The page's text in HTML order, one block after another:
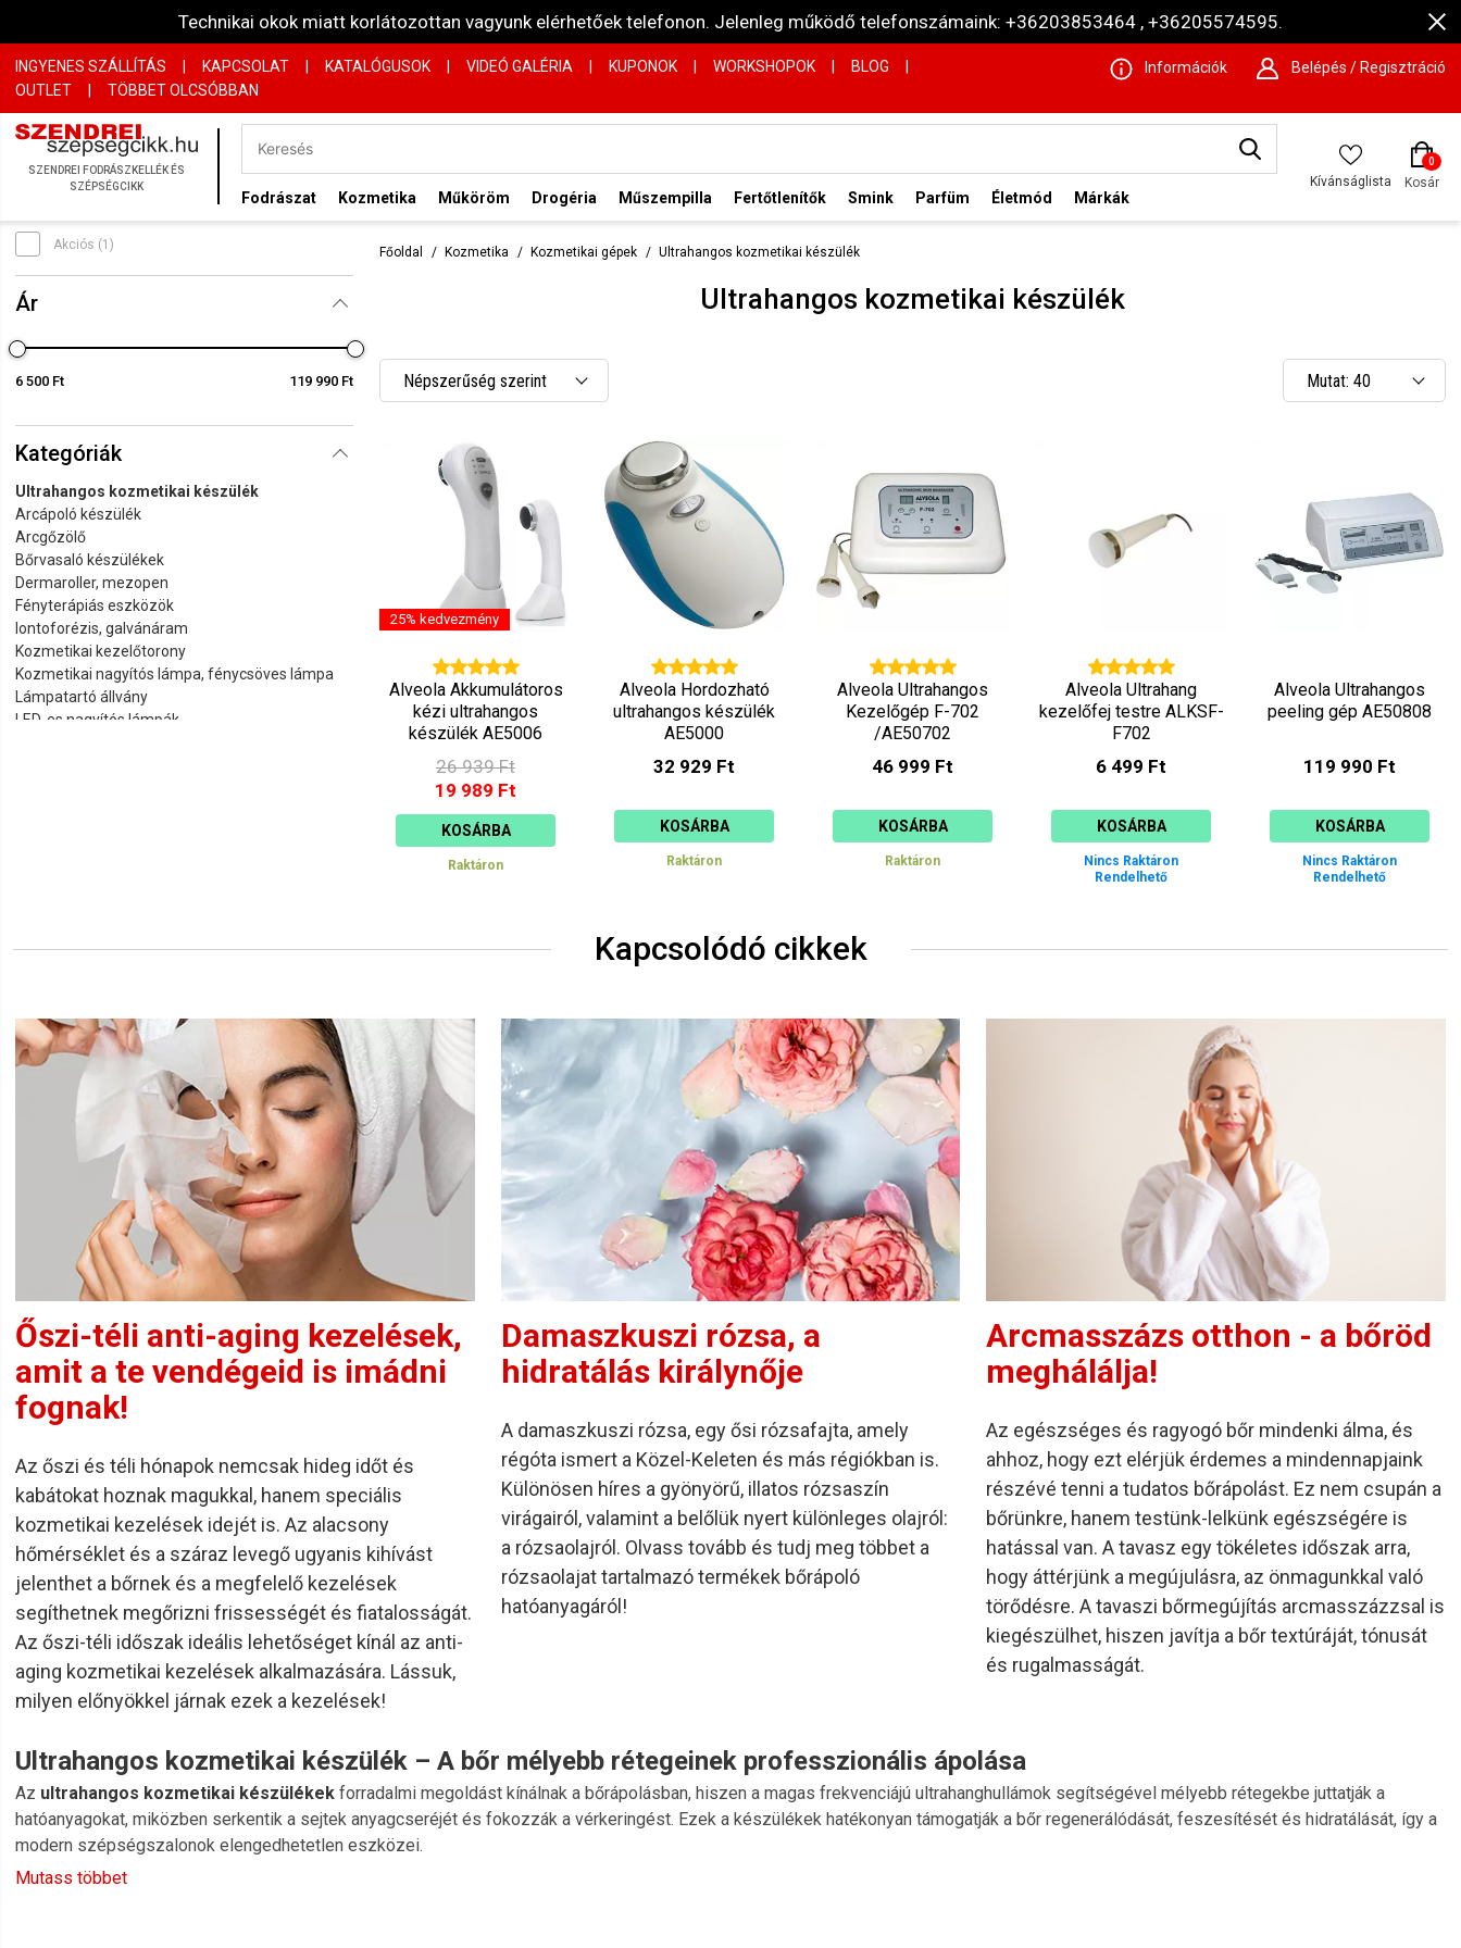
Technikai okok miatt korlátozottan vagyunk elérhetőek telefonon. Jelenleg működő telefonszámaink: +36203853464 , +36205574595.
INGYENES SZÁLLÍTÁS KAPCSOLAT KATALÓGUSOK VIDEÓ GALÉRIA KUPONOK WORKSHOPOK BLOG
OUTLET
| TÖBBET OLCSÓBBAN
Információk Belépés / Regisztráció
SZENDREI FODRÁSZKELLÉK ÉS
SZÉPSÉGCIKK
Fodrászat Kozmetika Műköröm Drogéria Műszempilla Fertőtlenítők Smink Parfüm Életmód Márkák
Kívánságlista
0
Kosár
Akciós (1)
Ár
6 500 Ft 119 990 Ft
Kategóriák
Ultrahangos kozmetikai készülék
Arcápoló készülék
Arcgőzölő
Bőrvasaló készülékek
Dermaroller, mezopen
Fényterápiás eszközök
Iontoforézis, galvánáram
Kozmetikai kezelőtorony
Kozmetikai nagyítós lámpa, fénycsöves lámpa
Lámpatartó állvány
LED-es nagyítós lámpák
Főoldal Kozmetika Kozmetikai gépek Ultrahangos kozmetikai készülék
Ultrahangos kozmetikai készülék
Népszerűség szerint
Név szerint növekvő
Ár szerint csökkenő
Mutat: 40
25% kedvezmény
Alveola Akkumulátoros
kézi ultrahangos
készülék AE5006
26 939 Ft
19 989 Ft
KOSÁRBA
Raktáron
Alveola Hordozható
ultrahangos készülék
AE5000
32 929 Ft
KOSÁRBA
Raktáron
Alveola Ultrahangos
Kezelőgép F-702
/AE50702
46 999 Ft
KOSÁRBA
Raktáron
Alveola Ultrahang
kezelőfej testre ALKSF-
F702
6 499 Ft
KOSÁRBA
Nincs Raktáron
Rendelhető
Alveola Ultrahangos
peeling gép AE50808
119 990 Ft
KOSÁRBA
Nincs Raktáron
Rendelhető
Kapcsolódó cikkek
Őszi-téli anti-aging kezelések,
amit a te vendégeid is imádni
fognak!
Az őszi és téli hónapok nemcsak hideg időt és
kabátokat hoznak magukkal, hanem speciális
kozmetikai kezelések idejét is. Az alacsony
hőmérséklet és a száraz levegő ugyanis kihívást
jelenthet a bőrnek és a megfelelő kezelések
segíthetnek megőrizni frissességét és fiatalosságát.
Az őszi-téli időszak ideális lehetőséget kínál az anti-
aging kozmetikai kezelések alkalmazására. Lássuk,
milyen előnyökkel járnak ezek a kezelések!
Damaszkuszi rózsa, a
hidratálás királynője
A damaszkuszi rózsa, egy ősi rózsafajta, amely
régóta ismert a Közel-Keleten és más régiókban is.
Különösen híres a gyönyörű, illatos rózsaszín
virágairól, valamint a belőlük nyert különleges olajról:
a rózsaolajról. Olvass tovább és tudj meg többet a
rózsaolajat tartalmazó termékek bőrápoló
hatóanyagáról!
Arcmasszázs otthon - a bőröd
meghálálja!
Az egészséges és ragyogó bőr mindenki álma, és
ahhoz, hogy ezt elérjük érdemes a mindennapjaink
részévé tenni a tudatos bőrápolást. Ez nem csupán a
bőrünkre, hanem testünk-lelkünk egészségére is
hatással van. A tavasz egy tökéletes időszak arra,
hogy áttérjünk a megújulásra, az önmagunkkal való
törődésre. A tavaszi bőrmegújítás arcmasszázzsal is
kiegészülhet, hiszen javítja a bőr textúráját, tónusát
és rugalmasságát.
Ultrahangos kozmetikai készülék – A bőr mélyebb rétegeinek professzionális ápolása
Az ultrahangos kozmetikai készülékek forradalmi megoldást kínálnak a bőrápolásban, hiszen a magas frekvenciájú ultrahanghullámok segítségével mélyebb rétegekbe juttatják a
hatóanyagokat, miközben serkentik a sejtek anyagcseréjét és fokozzák a vérkeringést. Ezek a készülékek hatékonyan támogatják a bőr regenerálódását, feszesítését és hidratálását, így a
modern szépségszalonok elengedhetetlen eszközei.
Mutass többet